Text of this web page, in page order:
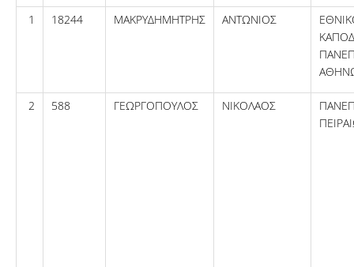
1 18244 ΜΑΚΡΥΔΗΜΗΤΡΗΣ ΑΝΤΩΝΙΟΣ
2 588 ΓΕΩΡΓΟΠΟΥΛΟΣ ΝΙΚΟΛΑΟΣ